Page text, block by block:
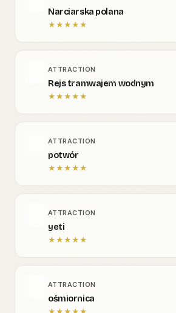
Narciarska polana
★★★★★
ATTRACTION
Rejs tramwajem wodnym
★★★★★
ATTRACTION
potwór
★★★★★
ATTRACTION
yeti
★★★★★
ATTRACTION
ośmiornica